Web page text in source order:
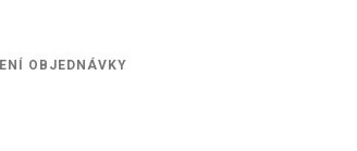
OBJEDNÁVKY